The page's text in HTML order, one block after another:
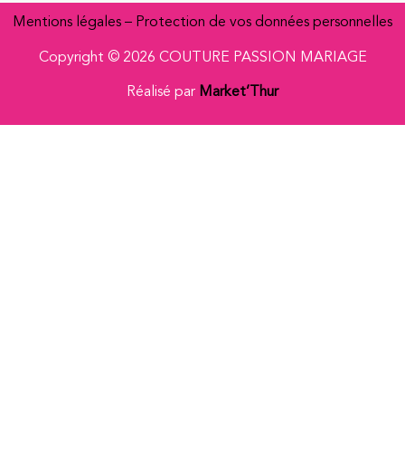
Mentions légales – Protection de vos données personnelles
Copyright © 2026 COUTURE PASSION MARIAGE
Réalisé par Market’Thur